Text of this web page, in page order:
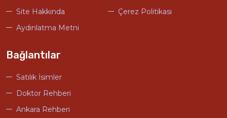
Site Hakkında
Çerez Politikası
Aydınlatma Metni
Bağlantılar
Satılık İsimler
Doktor Rehberi
Ankara Rehberi